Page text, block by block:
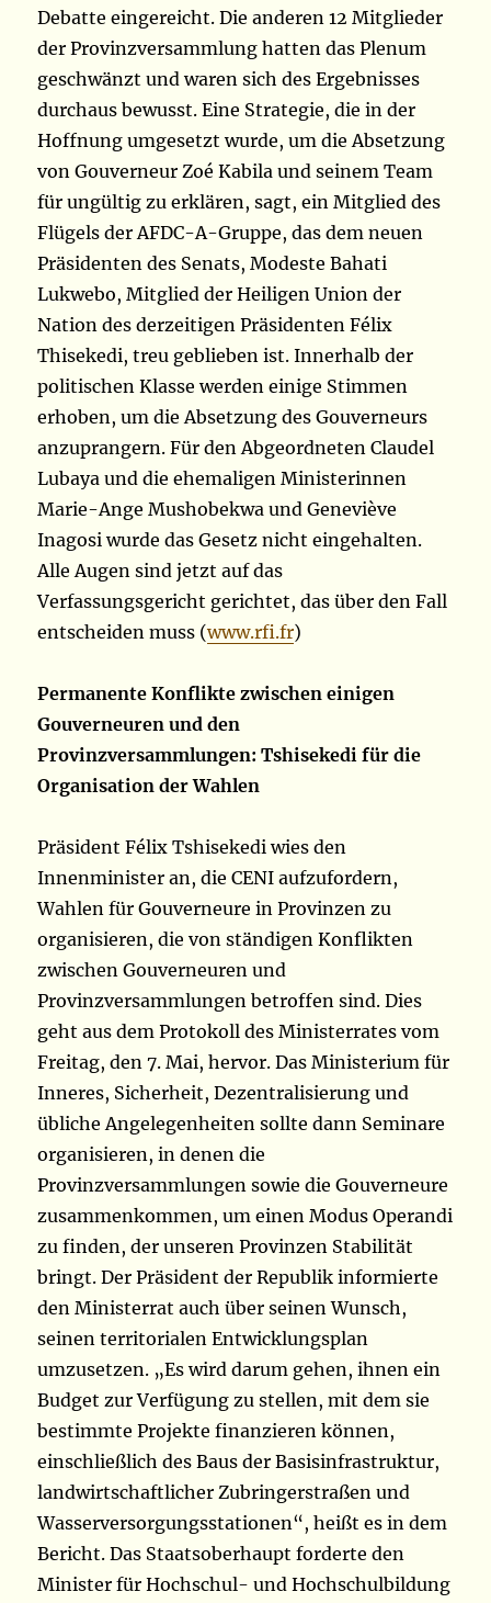
Debatte eingereicht. Die anderen 12 Mitglieder
der Provinzversammlung hatten das Plenum
geschwänzt und waren sich des Ergebnisses
durchaus bewusst. Eine Strategie, die in der
Hoffnung umgesetzt wurde, um die Absetzung
von Gouverneur Zoé Kabila und seinem Team
für ungültig zu erklären, sagt, ein Mitglied des
Flügels der AFDC-A-Gruppe, das dem neuen
Präsidenten des Senats, Modeste Bahati
Lukwebo, Mitglied der Heiligen Union der
Nation des derzeitigen Präsidenten Félix
Thisekedi, treu geblieben ist. Innerhalb der
politischen Klasse werden einige Stimmen
erhoben, um die Absetzung des Gouverneurs
anzuprangern. Für den Abgeordneten Claudel
Lubaya und die ehemaligen Ministerinnen
Marie-Ange Mushobekwa und Geneviève
Inagosi wurde das Gesetz nicht eingehalten.
Alle Augen sind jetzt auf das
Verfassungsgericht gerichtet, das über den Fall
entscheiden muss (www.rfi.fr)
Permanente Konflikte zwischen einigen
Gouverneuren und den
Provinzversammlungen: Tshisekedi für die
Organisation der Wahlen
Präsident Félix Tshisekedi wies den
Innenminister an, die CENI aufzufordern,
Wahlen für Gouverneure in Provinzen zu
organisieren, die von ständigen Konflikten
zwischen Gouverneuren und
Provinzversammlungen betroffen sind. Dies
geht aus dem Protokoll des Ministerrates vom
Freitag, den 7. Mai, hervor. Das Ministerium für
Inneres, Sicherheit, Dezentralisierung und
übliche Angelegenheiten sollte dann Seminare
organisieren, in denen die
Provinzversammlungen sowie die Gouverneure
zusammenkommen, um einen Modus Operandi
zu finden, der unseren Provinzen Stabilität
bringt. Der Präsident der Republik informierte
den Ministerrat auch über seinen Wunsch,
seinen territorialen Entwicklungsplan
umzusetzen. „Es wird darum gehen, ihnen ein
Budget zur Verfügung zu stellen, mit dem sie
bestimmte Projekte finanzieren können,
einschließlich des Baus der Basisinfrastruktur,
landwirtschaftlicher Zubringerstraßen und
Wasserversorgungsstationen“, heißt es in dem
Bericht. Das Staatsoberhaupt forderte den
Minister für Hochschul- und Hochschulbildung